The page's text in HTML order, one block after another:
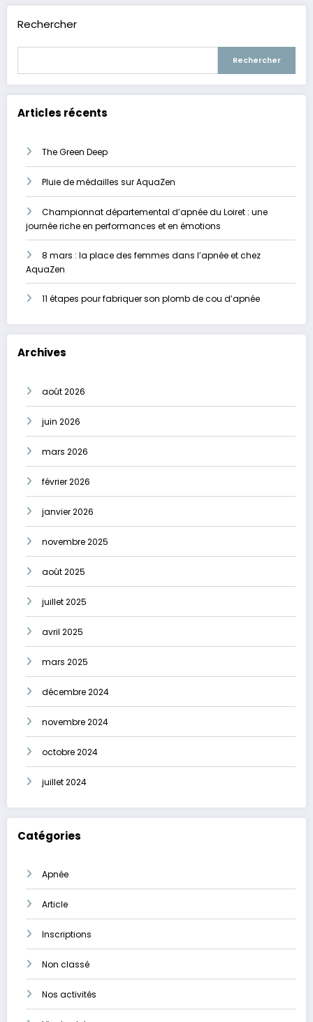
Rechercher
Rechercher
Articles récents
The Green Deep
Pluie de médailles sur AquaZen
Championnat départemental d’apnée du Loiret : une
journée riche en performances et en émotions
8 mars : la place des femmes dans l’apnée et chez
AquaZen
11 étapes pour fabriquer son plomb de cou d’apnée
Archives
août 2026
juin 2026
mars 2026
février 2026
janvier 2026
novembre 2025
août 2025
juillet 2025
avril 2025
mars 2025
décembre 2024
novembre 2024
octobre 2024
juillet 2024
Catégories
Apnée
Article
Inscriptions
Non classé
Nos activités